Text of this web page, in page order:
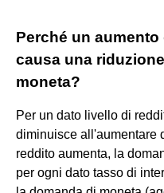
Perché un
causa una
moneta?
Per un dato livello di
diminuisce all'aumentare
reddito aumenta, la
per ogni dato tasso di